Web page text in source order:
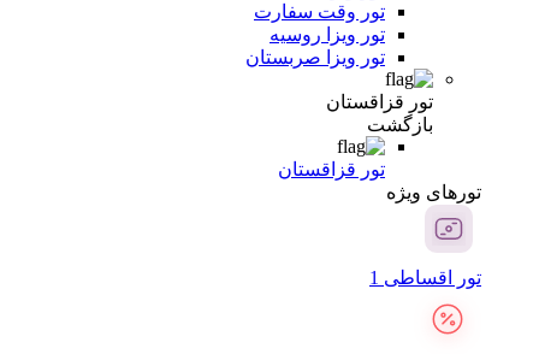
تور وقت سفارت
تور ویزا روسیه
تور ویزا صربستان
تور قزاقستان
بازگشت
تور قزاقستان
تور‌های ویژه
تور اقساطی 1